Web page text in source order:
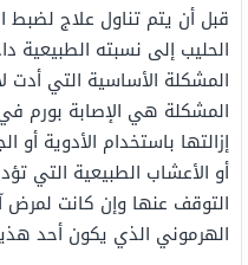
قبل أن يتم تناول علاج لضبط
الحليب إلى نسبته الطبيعية
المشكلة الأساسية التي أدت
المشكلة هي الإصابة بورم
إزالتها باستخدام الأدوية أو
أو الأعشاب الطبيعية التي
التوقف عنها وإن كانت لمرض
الهرموني الذي يكون أحد